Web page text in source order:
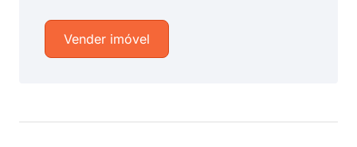
Vender imóvel